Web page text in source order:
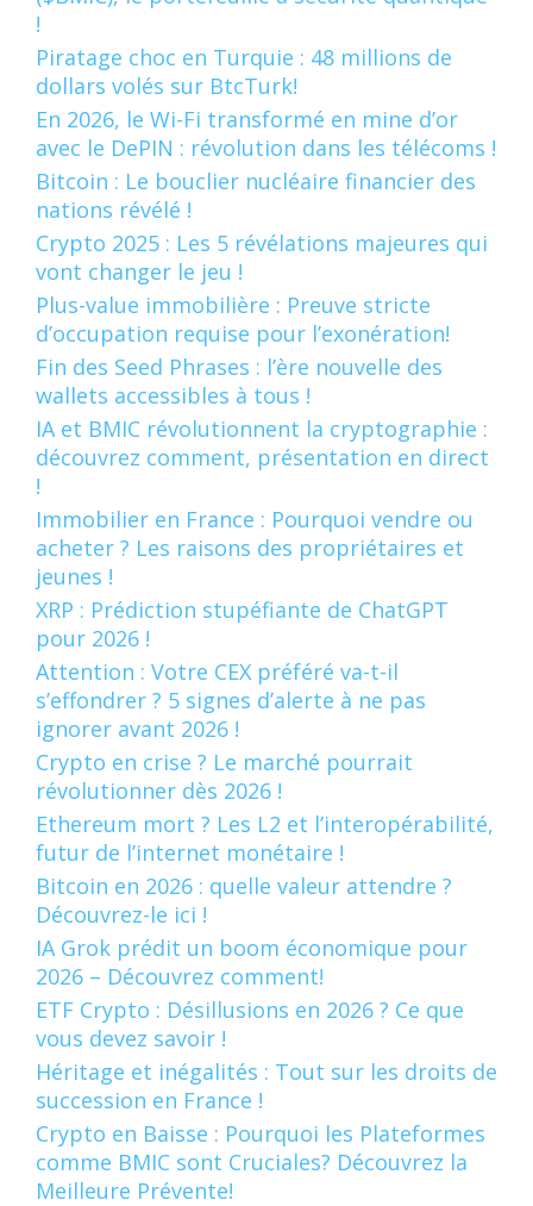
!
Piratage choc en Turquie : 48 millions de
dollars volés sur BtcTurk!
En 2026, le Wi-Fi transformé en mine d’or
avec le DePIN : révolution dans les télécoms !
Bitcoin : Le bouclier nucléaire financier des
nations révélé !
Crypto 2025 : Les 5 révélations majeures qui
vont changer le jeu !
Plus-value immobilière : Preuve stricte
d’occupation requise pour l’exonération!
Fin des Seed Phrases : l’ère nouvelle des
wallets accessibles à tous !
IA et BMIC révolutionnent la cryptographie :
découvrez comment, présentation en direct
!
Immobilier en France : Pourquoi vendre ou
acheter ? Les raisons des propriétaires et
jeunes !
XRP : Prédiction stupéfiante de ChatGPT
pour 2026 !
Attention : Votre CEX préféré va-t-il
s’effondrer ? 5 signes d’alerte à ne pas
ignorer avant 2026 !
Crypto en crise ? Le marché pourrait
révolutionner dès 2026 !
Ethereum mort ? Les L2 et l’interopérabilité,
futur de l’internet monétaire !
Bitcoin en 2026 : quelle valeur attendre ?
Découvrez-le ici !
IA Grok prédit un boom économique pour
2026 – Découvrez comment!
ETF Crypto : Désillusions en 2026 ? Ce que
vous devez savoir !
Héritage et inégalités : Tout sur les droits de
succession en France !
Crypto en Baisse : Pourquoi les Plateformes
comme BMIC sont Cruciales? Découvrez la
Meilleure Prévente!